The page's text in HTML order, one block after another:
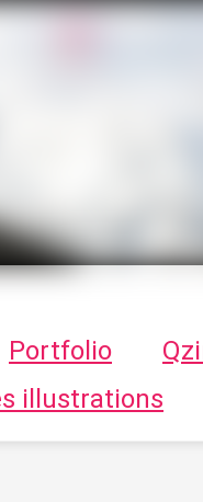
à chats -
Portfolio
illustrations